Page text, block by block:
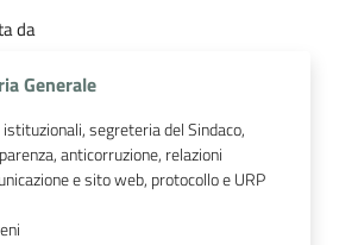
da
Generale
segreteria del Sindaco,
anticorruzione, relazioni
e sito web, protocollo e URP